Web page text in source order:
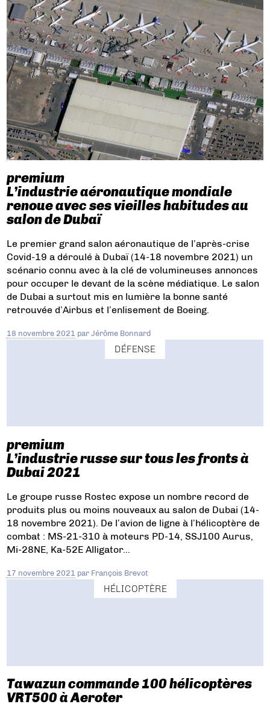
premium
L’industrie aéronautique mondiale
renoue avec ses vieilles habitudes au
salon de Dubaï
Le premier grand salon aéronautique de l’après-crise
Covid-19 a déroulé à Dubaï (14-18 novembre 2021) un
scénario connu avec à la clé de volumineuses annonces
pour occuper le devant de la scène médiatique. Le salon
de Dubai a surtout mis en lumière la bonne santé
retrouvée d’Airbus et l’enlisement de Boeing.
18 novembre 2021 parJérôme Bonnard
DÉFENSE
premium
L’industrie russe sur tous les fronts à
Dubai 2021
Le groupe russe Rostec expose un nombre record de
produits plus ou moins nouveaux au salon de Dubai (14-
18 novembre 2021). De l’avion de ligne à l’hélicoptère de
combat : MS-21-310 à moteurs PD-14, SSJ100 Aurus,
Mi-28NE, Ka-52E Alligator…
17 novembre 2021 par François Brevot
HÉLICOPTÈRE
Tawazun commande 100 hélicoptères
VRT500 à Aeroter